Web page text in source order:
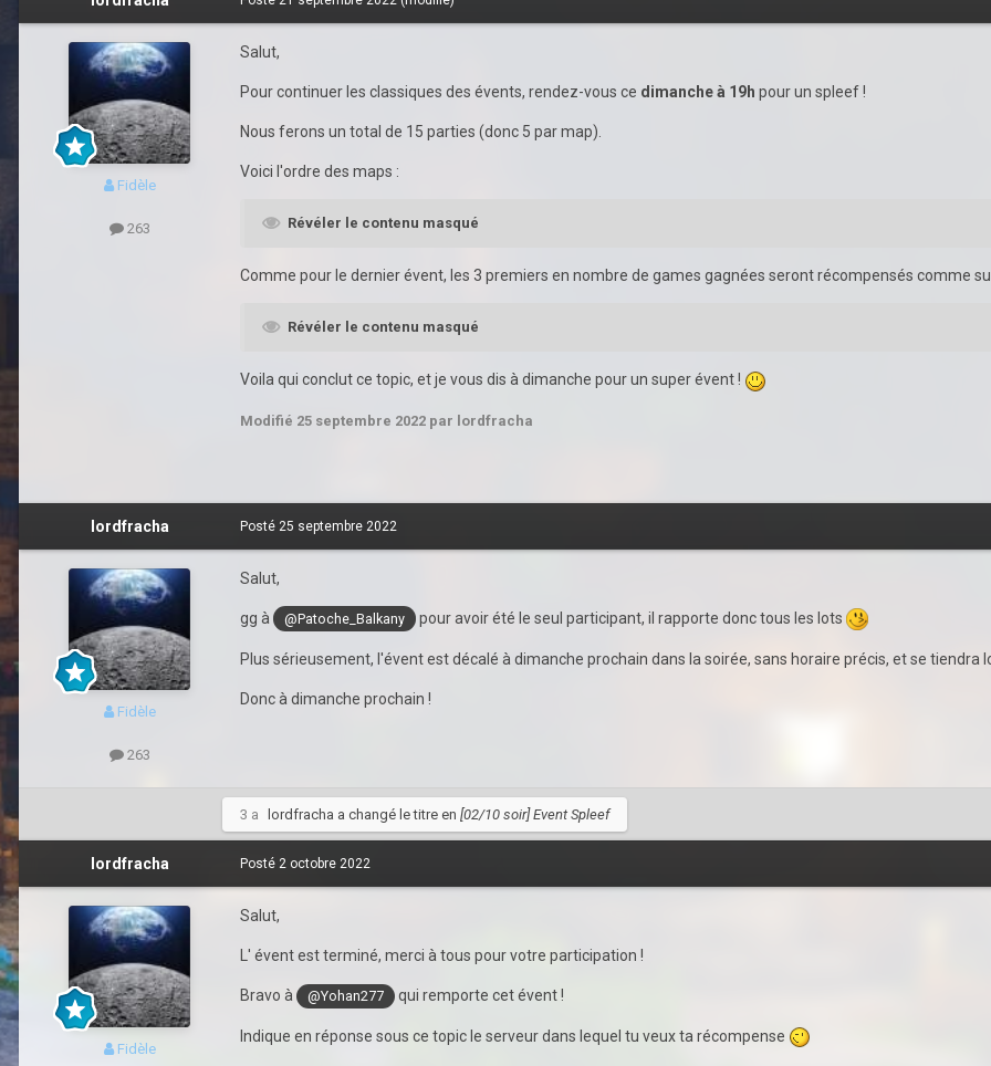
Fidèle
263
Salut,
Pour continuer les classiques des évents, rendez-vous ce dimanche à 19h pour un spleef !
Nous ferons un total de 15 parties (donc 5 par map).
Voici l'ordre des maps :
Révéler le contenu masqué
Comme pour le dernier évent, les 3 premiers en nombre de games gagnées seront récompensés comme
Révéler le contenu masqué
Voila qui conclut ce topic, et je vous dis à dimanche pour un super évent !
Modifié 25 septembre 2022 par lordfracha
lordfracha
Fidèle
263
Posté 25 septembre 2022
Salut,
gg à @Patoche_Balkany pour avoir été le seul participant, il rapporte donc tous les lots
Plus sérieusement, l'évent est décalé à dimanche prochain dans la soirée, sans horaire précis, et se tiendra
Donc à dimanche prochain !
3 a lordfracha a changé le titre en [02/10 soir] Event Spleef
lordfracha
Fidèle
Posté 2 octobre 2022
Salut,
L' évent est terminé, merci à tous pour votre participation !
Bravo à @Yohan277 qui remporte cet évent !
Indique en réponse sous ce topic le serveur dans lequel tu veux ta récompense